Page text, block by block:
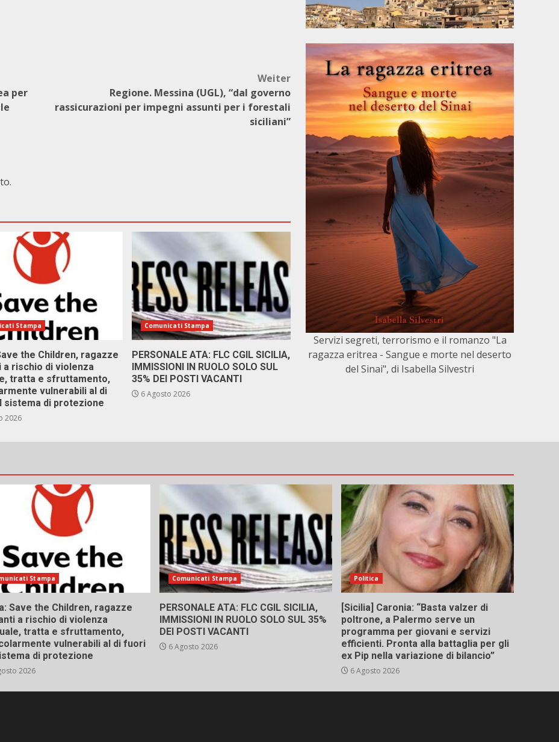
per
Weiter
Regione. Messina (UGL), “dal governo
rassicurazioni per impegni assunti per i forestali
siciliani”
Stampa
the Children, ragazze
a rischio di violenza
tratta e sfruttamento,
vulnerabili al di
sistema di protezione
2026
Comunicati Stampa
PERSONALE ATA: FLC CGIL SICILIA,
IMMISSIONI IN RUOLO SOLO SUL
35% DEI POSTI VACANTI
6 Agosto 2026
Servizi segreti, terrorismo e il romanzo "La
ragazza eritrea - Sangue e morte nel deserto
del Sinai", di Isabella Silvestri
Stampa
Save the Children, ragazze
a rischio di violenza
tratta e sfruttamento,
vulnerabili al di fuori
di protezione
2026
Comunicati Stampa
PERSONALE ATA: FLC CGIL SICILIA,
IMMISSIONI IN RUOLO SOLO SUL 35%
DEI POSTI VACANTI
6 Agosto 2026
Politica
[Sicilia] Caronia: “Basta valzer di
poltrone, a Palermo serve un
programma per giovani e servizi
efficienti. Pronta alla battaglia per gli
ex Pip nella variazione di bilancio”
6 Agosto 2026